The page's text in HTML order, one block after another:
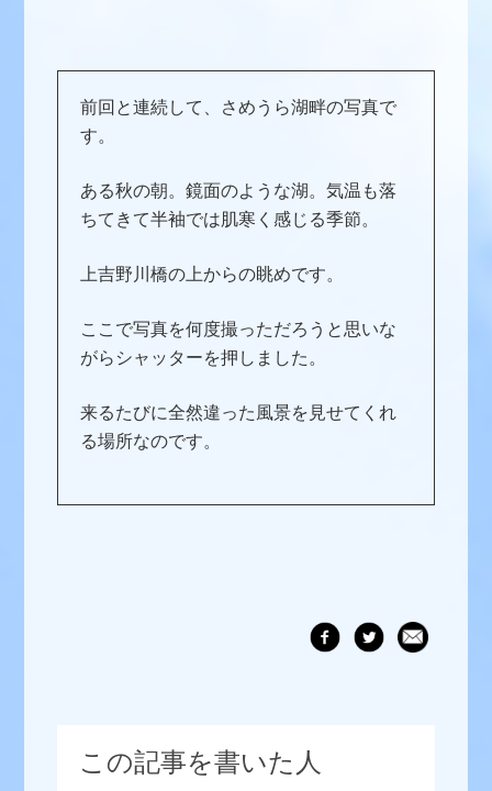
前回と連続して、さめうら湖畔の写真で
す。
ある秋の朝。鏡面のような湖。気温も落
ちてきて半袖では肌寒く感じる季節。
上吉野川橋の上からの眺めです。
ここで写真を何度撮っただろうと思いな
がらシャッターを押しました。
来るたびに全然違った風景を見せてくれ
る場所なのです。
この記事を書いた人